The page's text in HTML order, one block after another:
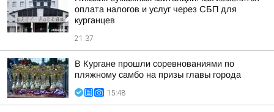
оплата налогов и услуг через СБП для
курганцев
21:37
В Кургане прошли соревнованиями по
пляжному самбо на призы главы города
15:48